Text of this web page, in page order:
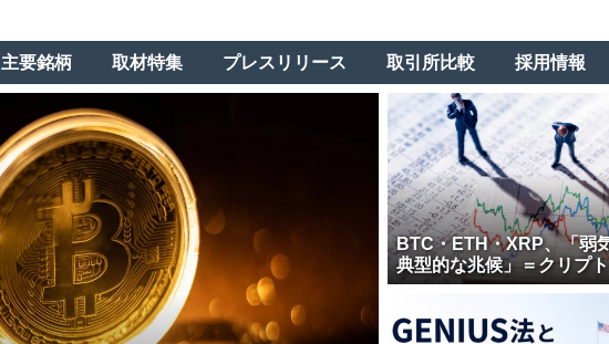
主要銘柄 取材特集 プレスリリース 取引所比較 採用情報
BTC・ETH・XRP、「弱
典型的な兆候」＝クリプ